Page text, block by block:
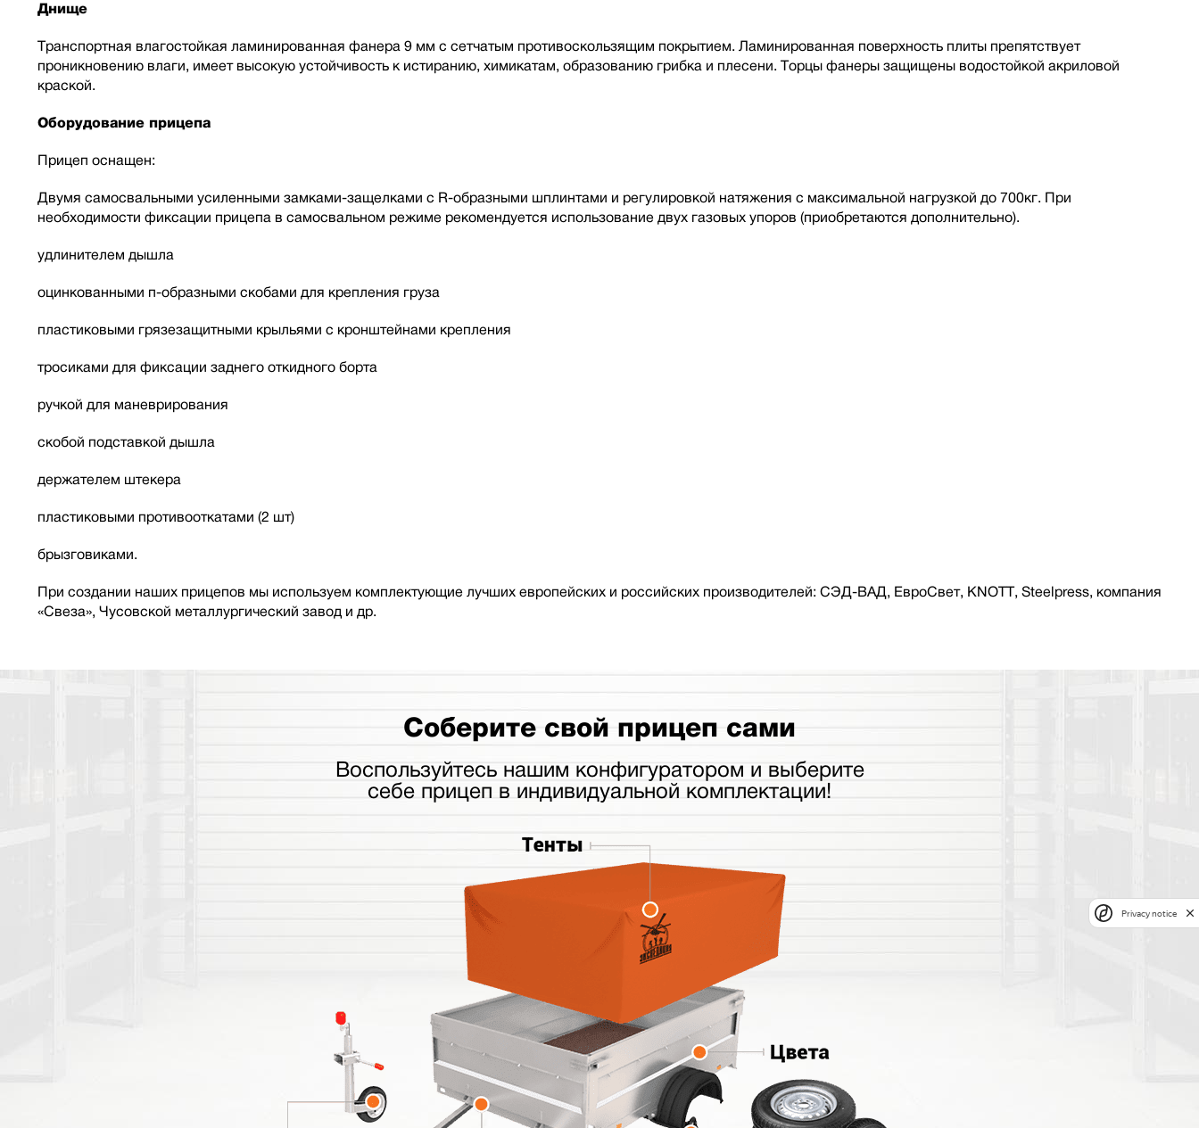
Днище
Транспортная влагостойкая ламинированная фанера 9 мм с сетчатым противоскользящим покрытием. Ламинированная поверхность плиты препятствует
проникновению влаги, имеет высокую устойчивость к истиранию, химикатам, образованию грибка и плесени. Торцы фанеры защищены водостойкой акриловой
краской.
Оборудование прицепа
Прицеп оснащен:
Двумя самосвальными усиленными замками-защелками с R-образными шплинтами и регулировкой натяжения с максимальной нагрузкой до 700кг. При
необходимости фиксации прицепа в самосвальном режиме рекомендуется использование двух газовых упоров (приобретаются дополнительно).
удлинителем дышла
оцинкованными п-образными скобами для крепления груза
пластиковыми грязезащитными крыльями с кронштейнами крепления
тросиками для фиксации заднего откидного борта
ручкой для маневрирования
скобой подставкой дышла
держателем штекера
пластиковыми противооткатами (2 шт)
брызговиками.
При создании наших прицепов мы используем комплектующие лучших европейских и российских производителей: СЭД-ВАД, ЕвроСвет, KNOTT, Steelpress, компания
«Свеза», Чусовской металлургический завод и др.
Соберите свой прицеп сами
Воспользуйтесь нашим конфигуратором и выберите
себе прицеп в индивидуальной комплектации!
Privacy notice